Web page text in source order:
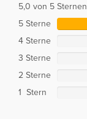
5,0 von 5 Sternen
5 Sterne
4 Sterne
3 Sterne
2 Sterne
1 Stern